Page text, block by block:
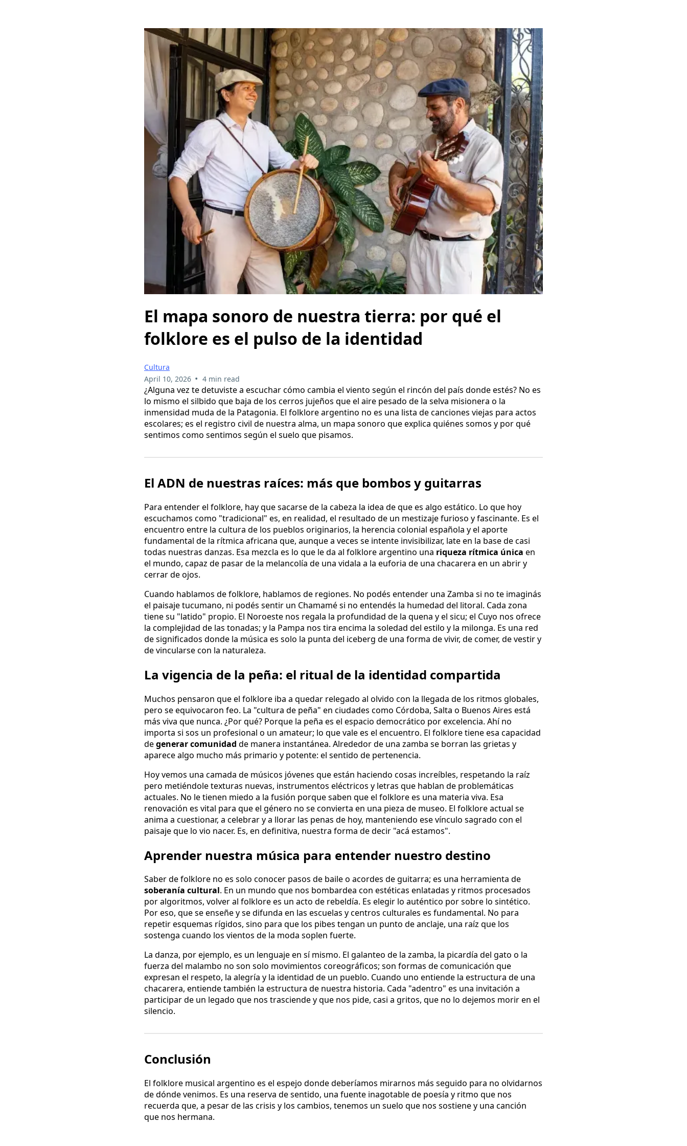
El mapa sonoro de nuestra tierra: por qué el
folklore es el pulso de la identidad
Cultura
April 10, 2026 • 4 min read
¿Alguna vez te detuviste a escuchar cómo cambia el viento según el rincón del país donde estés? No es
lo mismo el silbido que baja de los cerros jujeños que el aire pesado de la selva misionera o la
inmensidad muda de la Patagonia. El folklore argentino no es una lista de canciones viejas para actos
escolares; es el registro civil de nuestra alma, un mapa sonoro que explica quiénes somos y por qué
sentimos como sentimos según el suelo que pisamos.
El ADN de nuestras raíces: más que bombos y guitarras
Para entender el folklore, hay que sacarse de la cabeza la idea de que es algo estático. Lo que hoy
escuchamos como "tradicional" es, en realidad, el resultado de un mestizaje furioso y fascinante. Es el
encuentro entre la cultura de los pueblos originarios, la herencia colonial española y el aporte
fundamental de la rítmica africana que, aunque a veces se intente invisibilizar, late en la base de casi
todas nuestras danzas. Esa mezcla es lo que le da al folklore argentino una riqueza rítmica única en
el mundo, capaz de pasar de la melancolía de una vidala a la euforia de una chacarera en un abrir y
cerrar de ojos.
Cuando hablamos de folklore, hablamos de regiones. No podés entender una Zamba si no te imaginás
el paisaje tucumano, ni podés sentir un Chamamé si no entendés la humedad del litoral. Cada zona
tiene su "latido" propio. El Noroeste nos regala la profundidad de la quena y el sicu; el Cuyo nos ofrece
la complejidad de las tonadas; y la Pampa nos tira encima la soledad del estilo y la milonga. Es una red
de significados donde la música es solo la punta del iceberg de una forma de vivir, de comer, de vestir y
de vincularse con la naturaleza.
La vigencia de la peña: el ritual de la identidad compartida
Muchos pensaron que el folklore iba a quedar relegado al olvido con la llegada de los ritmos globales,
pero se equivocaron feo. La "cultura de peña" en ciudades como Córdoba, Salta o Buenos Aires está
más viva que nunca. ¿Por qué? Porque la peña es el espacio democrático por excelencia. Ahí no
importa si sos un profesional o un amateur; lo que vale es el encuentro. El folklore tiene esa capacidad
degenerar comunidad de manera instantánea. Alrededor de una zamba se borran las grietas y
aparece algo mucho más primario y potente: el sentido de pertenencia.
Hoy vemos una camada de músicos jóvenes que están haciendo cosas increíbles, respetando la raíz
pero metiéndole texturas nuevas, instrumentos eléctricos y letras que hablan de problemáticas
actuales. No le tienen miedo a la fusión porque saben que el folklore es una materia viva. Esa
renovación es vital para que el género no se convierta en una pieza de museo. El folklore actual se
anima a cuestionar, a celebrar y a llorar las penas de hoy, manteniendo ese vínculo sagrado con el
paisaje que lo vio nacer. Es, en definitiva, nuestra forma de decir "acá estamos".
Aprender nuestra música para entender nuestro destino
Saber de folklore no es solo conocer pasos de baile o acordes de guitarra; es una herramienta de
soberanía cultural. En un mundo que nos bombardea con estéticas enlatadas y ritmos procesados
por algoritmos, volver al folklore es un acto de rebeldía. Es elegir lo auténtico por sobre lo sintético.
Por eso, que se enseñe y se difunda en las escuelas y centros culturales es fundamental. No para
repetir esquemas rígidos, sino para que los pibes tengan un punto de anclaje, una raíz que los
sostenga cuando los vientos de la moda soplen fuerte.
La danza, por ejemplo, es un lenguaje en sí mismo. El galanteo de la zamba, la picardía del gato o la
fuerza del malambo no son solo movimientos coreográficos; son formas de comunicación que
expresan el respeto, la alegría y la identidad de un pueblo. Cuando uno entiende la estructura de una
chacarera, entiende también la estructura de nuestra historia. Cada "adentro" es una invitación a
participar de un legado que nos trasciende y que nos pide, casi a gritos, que no lo dejemos morir en el
silencio.
Conclusión
El folklore musical argentino es el espejo donde deberíamos mirarnos más seguido para no olvidarnos
de dónde venimos. Es una reserva de sentido, una fuente inagotable de poesía y ritmo que nos
recuerda que, a pesar de las crisis y los cambios, tenemos un suelo que nos sostiene y una canción
que nos hermana.